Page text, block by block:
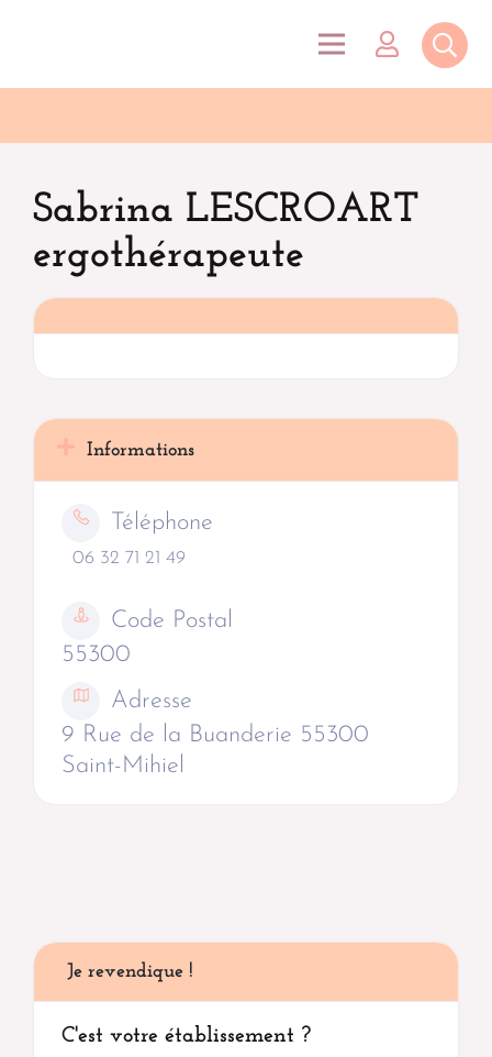
Sabrina LESCROART
ergothérapeute
Informations
Téléphone
06 32 71 21 49
Code Postal
55300
Adresse
9 Rue de la Buanderie 55300
Saint-Mihiel
Je revendique !
C'est votre établissement ?